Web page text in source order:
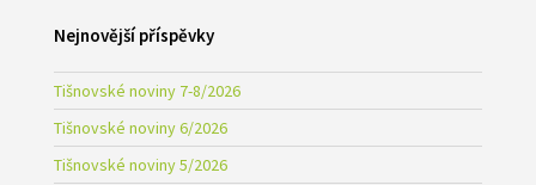
Nejnovější příspěvky
Tišnovské noviny 7-8/2026
Tišnovské noviny 6/2026
Tišnovské noviny 5/2026